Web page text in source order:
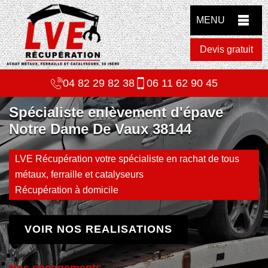
MENU
Devis gratuit
04 82 29 82 38 06 11 62 90 45
Spécialiste enlèvement d'épave
Notre Dame De Vaux 38144
LVE Récupération votre spécialiste en rachat de tous
métaux, ferraille et catalyseurs
Récupération à domicile
VOIR NOS REALISATIONS